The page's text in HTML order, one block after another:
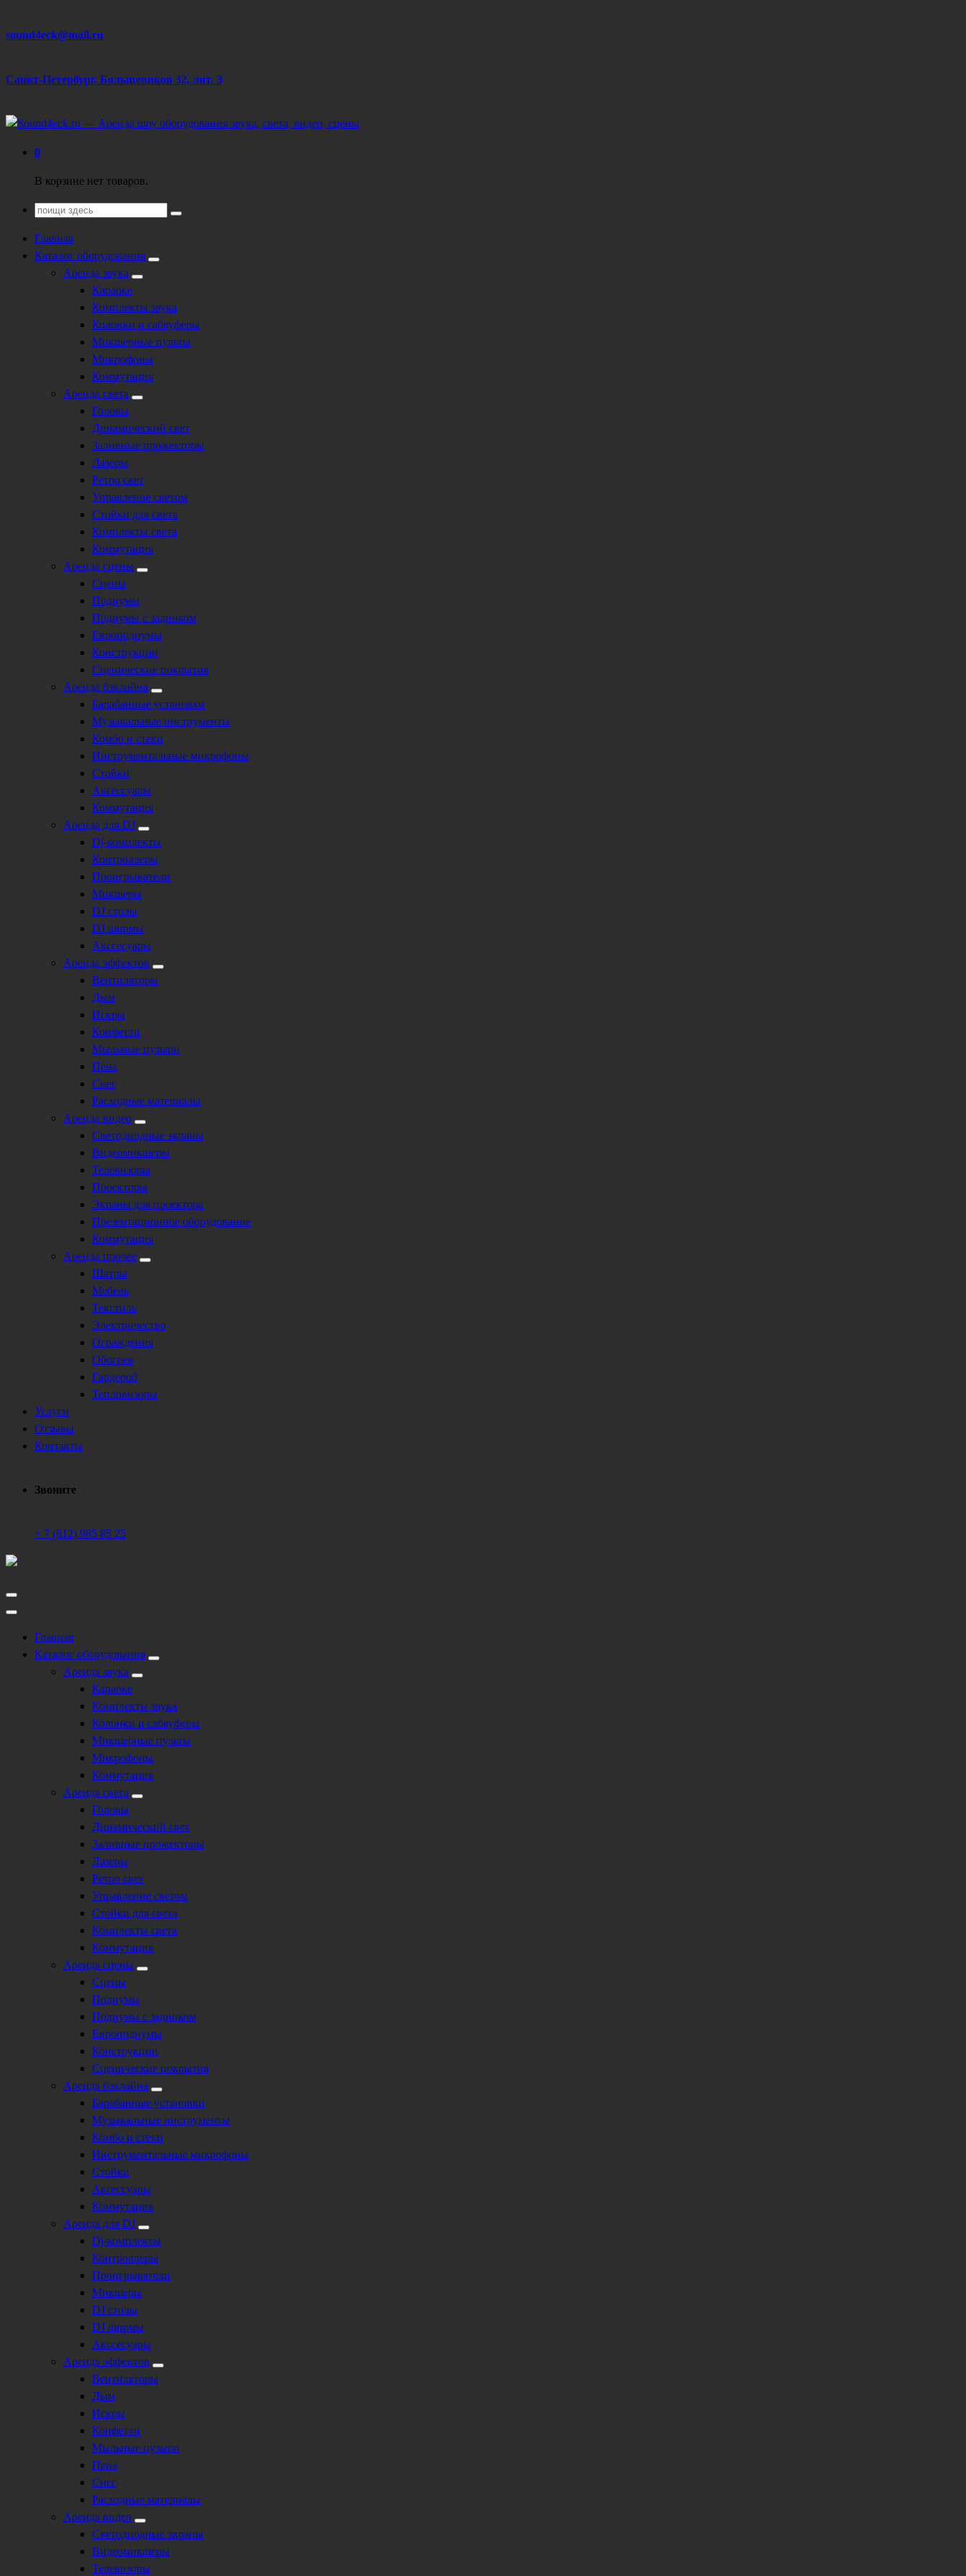
Перейти
sound4eck@mail.ru
Санкт-Петербург, Большевиков 32, лит. З
Техническое обеспечение мероприятий
0
В корзине нет товаров.
Поиск
Главная
Каталог оборудования
Аренда звука
Караоке
Комплекты звука
Колонки и сабвуферы
Микшерные пульты
Микрофоны
Коммутация
Аренда света
Головы
Динамический свет
Заливные прожекторы
Лазеры
Ретро свет
Управление светом
Стойки для света
Комплекты света
Коммутация
Аренда сцены
Сцены
Подиумы
Подиумы с задником
Европодиумы
Конструкции
Сценические покрытия
Аренда бэклайна
Барабанные установки
Музыкальные инструменты
Комбо и стеки
Инструментальные микрофоны
Стойки
Аксессуары
Коммутация
Аренда для DJ
Dj-комплекты
Контроллеры
Проигрыватели
Микшеры
DJ столы
DJ ширмы
Акссесуары
Аренда эффектов
Вентиляторы
Дым
Искры
Конфетти
Мыльные пузыри
Пена
Снег
Расходные материалы
Аренда видео
Светодиодные экраны
Видеомикшеры
Телевизоры
Проекторы
Экраны для проектора
Презентационное оборудование
Коммутация
Аренда прочее
Шатры
Мебель
Текстиль
Электричество
Ограждения
Обогрев
Гардероб
Тепловизоры
Услуги
Отзывы
Контакты
Звоните
+ 7 (812) 985 85 25
Техническое обеспечение мероприятий
Главная
Каталог оборудования
Аренда звука
Караоке
Комплекты звука
Колонки и сабвуферы
Микшерные пульты
Микрофоны
Коммутация
Аренда света
Головы
Динамический свет
Заливные прожекторы
Лазеры
Ретро свет
Управление светом
Стойки для света
Комплекты света
Коммутация
Аренда сцены
Сцены
Подиумы
Подиумы с задником
Европодиумы
Конструкции
Сценические покрытия
Аренда бэклайна
Барабанные установки
Музыкальные инструменты
Комбо и стеки
Инструментальные микрофоны
Стойки
Аксессуары
Коммутация
Аренда для DJ
Dj-комплекты
Контроллеры
Проигрыватели
Микшеры
DJ столы
DJ ширмы
Акссесуары
Аренда эффектов
Вентиляторы
Дым
Искры
Конфетти
Мыльные пузыри
Пена
Снег
Расходные материалы
Аренда видео
Светодиодные экраны
Видеомикшеры
Телевизоры